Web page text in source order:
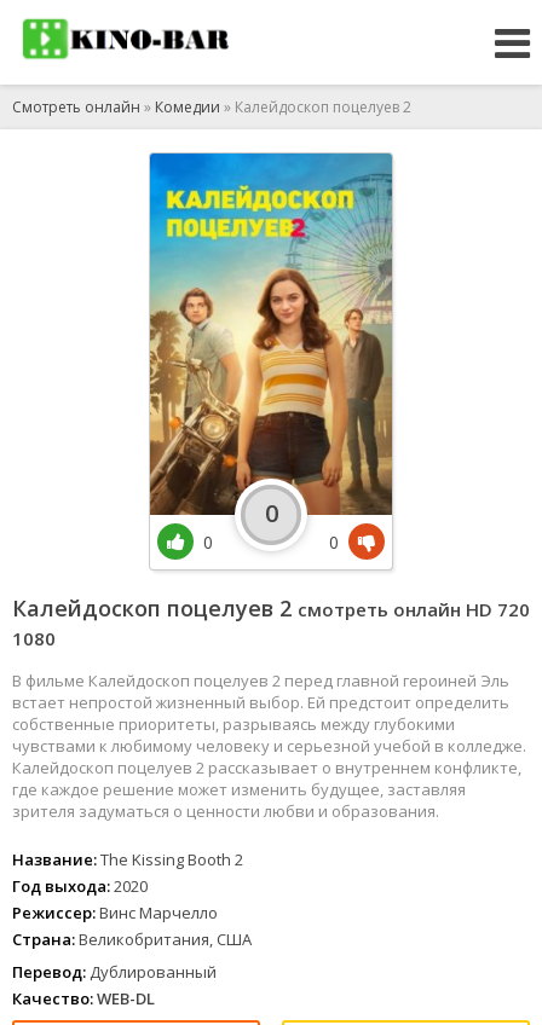
Смотреть онлайн » Комедии » Калейдоскоп поцелуев 2
Калейдоскоп поцелуев 2 смотреть онлайн HD 720
1080
В фильме Калейдоскоп поцелуев 2 перед главной героиней Эль
встает непростой жизненный выбор. Ей предстоит определить
собственные приоритеты, разрываясь между глубокими
чувствами к любимому человеку и серьезной учебой в колледже.
Калейдоскоп поцелуев 2 рассказывает о внутреннем конфликте,
где каждое решение может изменить будущее, заставляя
зрителя задуматься о ценности любви и образования.
Название:The Kissing Booth 2
Год выхода:2020
Режиссер:Винс Марчелло
Страна:Великобритания, США
Перевод: Дублированный
Качество:WEB-DL
0
0
0